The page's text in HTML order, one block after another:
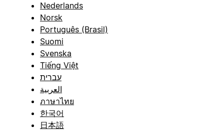
Nederlands
Norsk
Português (Brasil)
Suomi
Svenska
Tiếng Việt
עברית
العربية
ภาษาไทย
한국어
日本語